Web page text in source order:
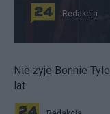
Redakcja
Nie żyje Bonnie
lat